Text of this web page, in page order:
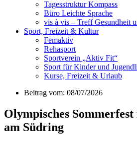
Tagesstruktur Kompass
Büro Leichte Sprache
vis à vis – Treff Gesundheit
Sport, Freizeit & Kultur
Femaktiv
Rehasport
Sportverein „Aktiv Fit“
Sport für Kinder und
Kurse, Freizeit & Urlaub
Beitrag vom: 08/07/2026
Olympisches
am Südring